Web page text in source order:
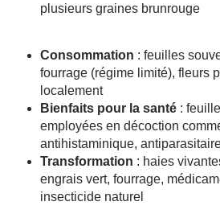
plusieurs graines brunrouge
Consommation : feuilles
fourrage (régime limité), fleurs
localement
Bienfaits pour la santé :
employées en décoction
antihistaminique,
Transformation : haies
engrais vert, fourrage,
insecticide naturel